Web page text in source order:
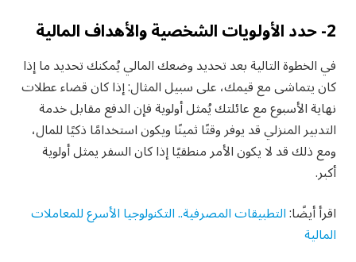
2- حدد الأولويات الشخصية والأهداف المالية
في الخطوة التالية بعد تحديد وضعك المالي يُمكنك تحديد ما إذا
كان يتماشى مع قيمك، على سبيل المثال: إذا كان قضاء عطلات
نهاية الأسبوع مع عائلتك يُمثل أولوية فإن الدفع مقابل خدمة
التدبير المنزلي قد يوفر وقتًا ثمينًا ويكون استخدامًا ذكيًا للمال،
ومع ذلك قد لا يكون الأمر منطقيًا إذا كان السفر يمثل أولوية
أكبر.
اقرأ أيضًا:التطبيقات المصرفية.. التكنولوجيا الأسرع للمعاملات
المالية